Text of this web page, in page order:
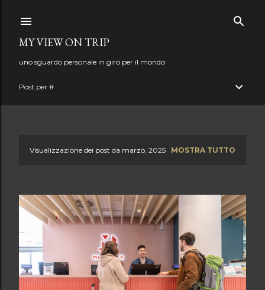
MY VIEW ON TRIP
uno sguardo personale in giro per il mondo
Post per #
s
t
Visualizzazione dei post da marzo, 2025 MOSTRA TUTTO